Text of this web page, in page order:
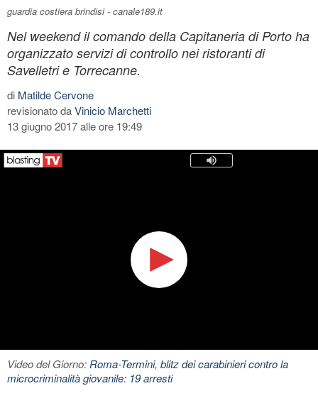
guardia costiera brindisi - canale189.it
Nel weekend il comando della Capitaneria di Porto ha
organizzato servizi di controllo nei ristoranti di
Savelletri e Torrecanne.
di Matilde Cervone
revisionato daVinicio Marchetti
13 giugno 2017 alle ore 19:49
Video del Giorno:Roma-Termini, blitz dei carabinieri contro la
microcriminalità giovanile: 19 arresti